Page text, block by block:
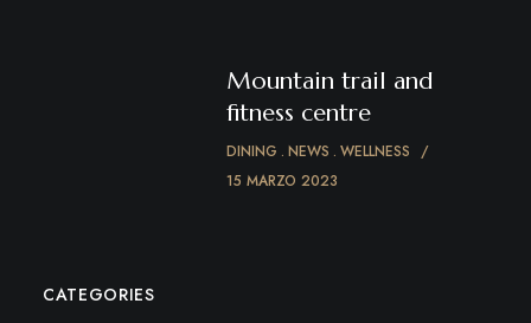
Mountain trail and
fitness centre
DINING NEWS WELLNESS
15 MARZO 2023
CATEGORIES